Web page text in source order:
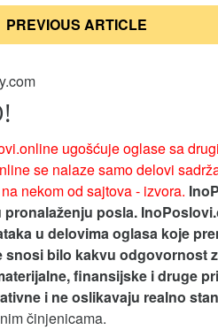
PREVIOUS ARTICLE
ugošćuje oglase sa
se nalaze samo delovi
nekom od sajtova - izvora.
pronalaženju posla.
u delovima oglasa koje
snosi bilo kakvu odgovornost
finansijske i druge
i ne oslikavaju realno
činjenicama.